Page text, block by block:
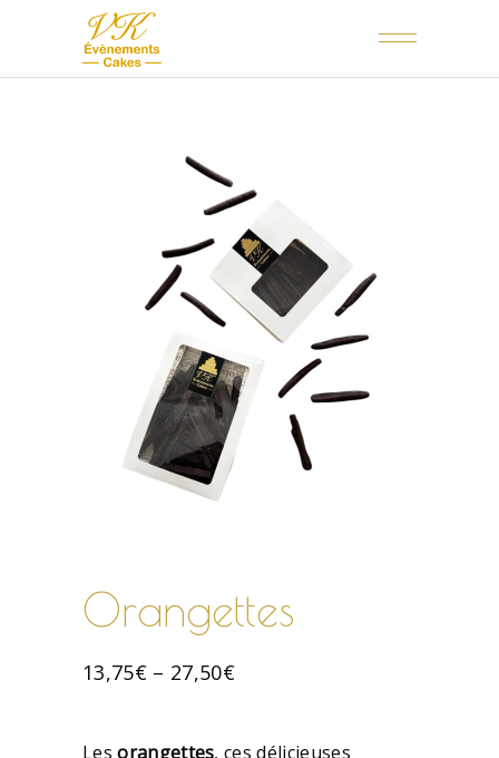
Orangettes
13,75€– 27,50€
Lesorangettes, ces délicieuses